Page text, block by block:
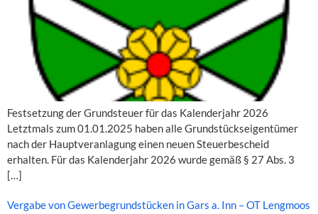
Festsetzung der Grundsteuer für das Kalenderjahr 2026
Letztmals zum 01.01.2025 haben alle Grundstückseigentümer
nach der Hauptveranlagung einen neuen Steuerbescheid
erhalten. Für das Kalenderjahr 2026 wurde gemäß § 27 Abs. 3
[…]
Vergabe von Gewerbegrundstücken in Gars a. Inn – OT Lengmoos